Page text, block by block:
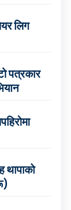
लिग
पत्रकार
थापाको